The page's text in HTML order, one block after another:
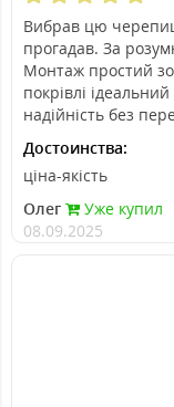
Вибрав цю
прогадав. За
Монтаж простий
покрівлі
надійність без
Достоинства:
ціна-якість
Олег
Уже купил
08.09.2025